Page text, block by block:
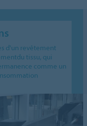
d'un revêtement
tissu, qui
comme un